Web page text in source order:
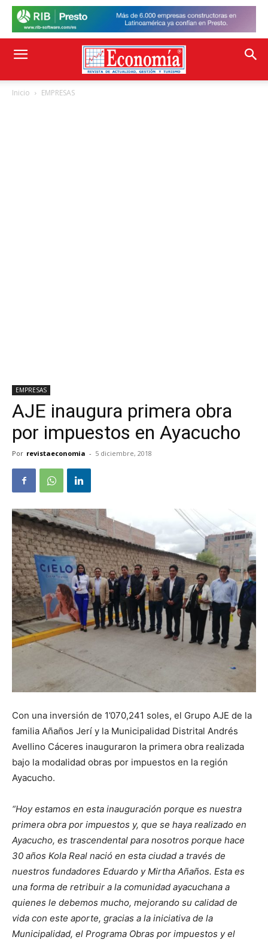
Inicio EMPRESAS
EMPRESAS
AJE inaugura primera obra
por impuestos en Ayacucho
Por revistaeconomia - 5 diciembre, 2018
Con una inversión de 1’070,241 soles, el Grupo AJE de la
familia Añaños Jerí y la Municipalidad Distrital Andrés
Avellino Cáceres inauguraron la primera obra realizada
bajo la modalidad obras por impuestos en la región
Ayacucho.
“Hoy estamos en esta inauguración porque es nuestra
primera obra por impuestos y, que se haya realizado en
Ayacucho, es trascendental para nosotros porque hace
30 años Kola Real nació en esta ciudad a través de
nuestros fundadores Eduardo y Mirtha Añaños. Esta es
una forma de retribuir a la comunidad ayacuchana a
quienes le debemos mucho, mejorando su calidad de
vida con este aporte, gracias a la iniciativa de la
Municipalidad, el Programa Obras por impuestos y el